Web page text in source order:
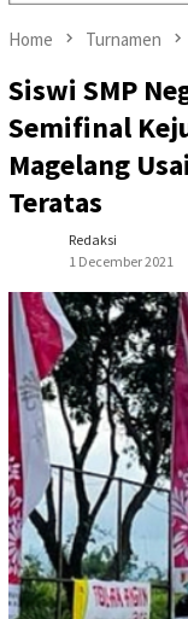
Home Turnamen
Siswi SMP
Semifinal
Magelang
Teratas
Redaksi
1 December 2021